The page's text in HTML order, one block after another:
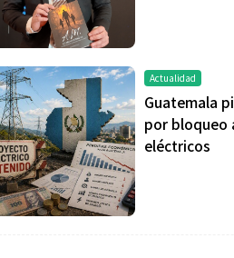
Actualidad
Guatemala
por bloqueo
eléctricos